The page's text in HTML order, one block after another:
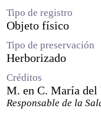
Tipo de registro
Objeto físico
Tipo de preservación
Herborizado
Créditos
M. en C. María del
Responsable de la